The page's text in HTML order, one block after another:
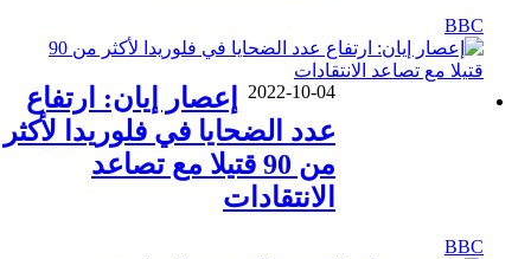
BBC
2022-10-04
إعصار إيان: ارتفاع
عدد الضحايا في فلوريدا لأكثر
من 90 قتيلا مع تصاعد
الانتقادات
BBC